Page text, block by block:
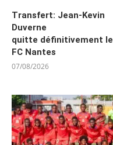
Transfert: Jean-Kevin
Duverne
quitte définitivement le
FC Nantes
07/08/2026